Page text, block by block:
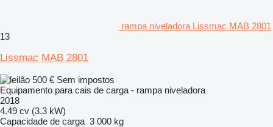
rampa niveladora Lissmac MAB 2801
13
Lissmac MAB 2801
500 € Sem impostos
Equipamento para cais de carga - rampa niveladora
2018
4.49 cv (3.3 kW)
Capacidade de carga 3 000 kg